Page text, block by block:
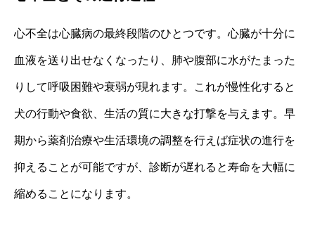
心不全は心臓病の最終段階のひとつです。心臓が十分に
血液を送り出せなくなったり、肺や腹部に水がたまった
りして呼吸困難や衰弱が現れます。これが慢性化すると
犬の行動や食欲、生活の質に大きな打撃を与えます。早
期から薬剤治療や生活環境の調整を行えば症状の進行を
抑えることが可能ですが、診断が遅れると寿命を大幅に
縮めることになります。